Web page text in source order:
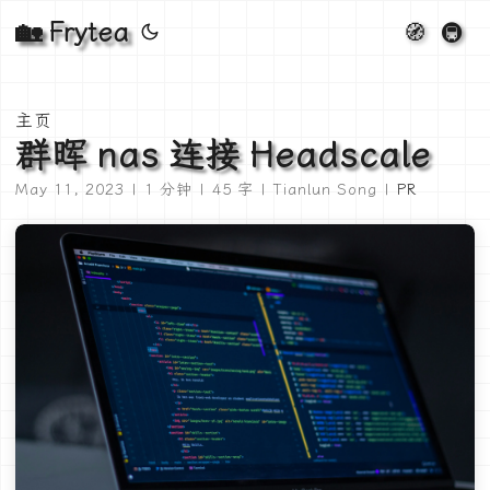
🏡 Frytea 🧭 🚇
主页
群晖 nas 连接 Headscale
May 11, 2023 | 1 分钟 | 45 字 | Tianlun Song | PR